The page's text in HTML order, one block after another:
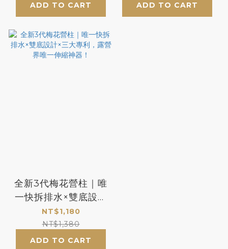
ADD TO CART ADD TO CART
全新3代梅花營柱｜唯
一快拆排水×雙底設計
×三大專利，露營界唯
一伸縮神器！
NT$1,180
NT$1,380
ADD TO CART